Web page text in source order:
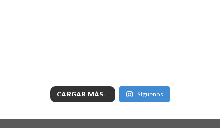
CARGAR MÁS... Síguenos